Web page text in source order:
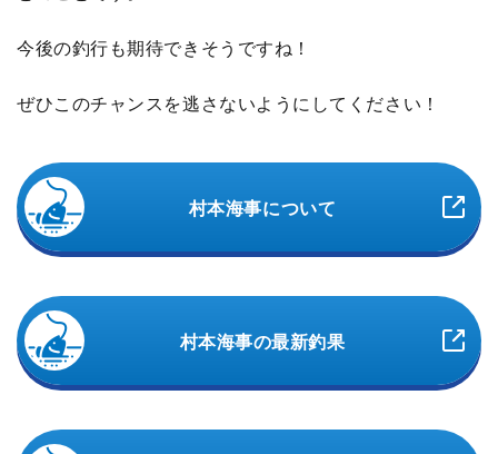
今後の釣行も期待できそうですね！
ぜひこのチャンスを逃さないようにしてください！
村本海事について
村本海事の最新釣果